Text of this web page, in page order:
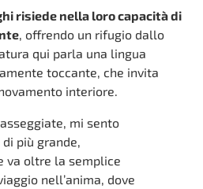
risiede nella loro capacità di
, offrendo un rifugio dallo
qui parla una lingua
toccante, che invita
interiore.
mi sento
più grande,
va oltre la semplice
nell’anima, dove